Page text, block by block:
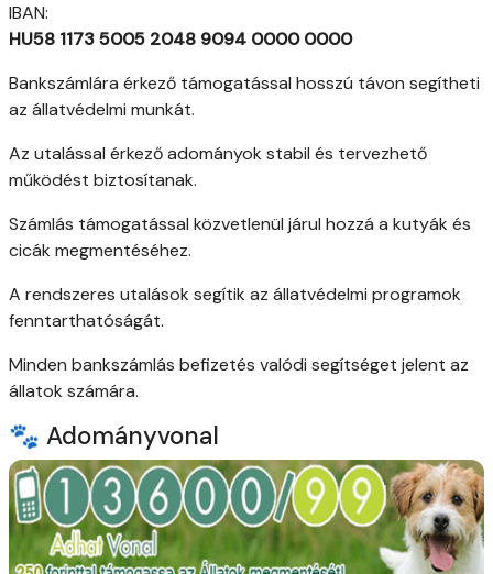
IBAN:
HU58 1173 5005 2048 9094 0000 0000
Bankszámlára érkező támogatással hosszú távon segítheti
az állatvédelmi munkát.
Az utalással érkező adományok stabil és tervezhető
működést biztosítanak.
Számlás támogatással közvetlenül járul hozzá a kutyák és
cicák megmentéséhez.
A rendszeres utalások segítik az állatvédelmi programok
fenntarthatóságát.
Minden bankszámlás befizetés valódi segítséget jelent az
állatok számára.
🐾 Adományvonal